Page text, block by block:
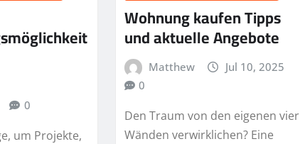
0
um Projekte,
Wohnung kaufen Tipps
und aktuelle Angebote
Matthew
Jul 10, 2025
0
Den Traum von den eigenen vier
Wänden verwirklichen? Eine